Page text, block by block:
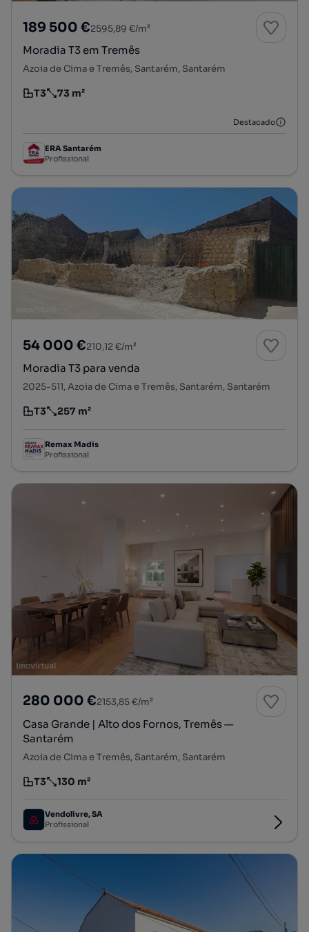
189 500 €2595,89 €/m²
Moradia T3 em Tremês
Azoia de Cima e Tremês, Santarém, Santarém
Tipologia
T3
Preço por metro quadrado
73 m²
Destacado
ERA Santarém
Profissional
54 000 €210,12 €/m²
Moradia T3 para venda
2025-511, Azoia de Cima e Tremês, Santarém, Santarém
Tipologia
T3
Preço por metro quadrado
257 m²
Remax Madis
Profissional
280 000 €2153,85 €/m²
Casa Grande | Alto dos Fornos, Tremês —
Santarém
Azoia de Cima e Tremês, Santarém, Santarém
Tipologia
T3
Preço por metro quadrado
130 m²
Vendolivre, SA
Profissional